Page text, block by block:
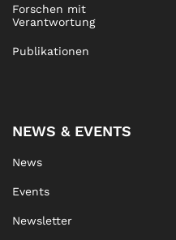
Forschen mit
Verantwortung
Publikationen
NEWS & EVENTS
News
Events
Newsletter